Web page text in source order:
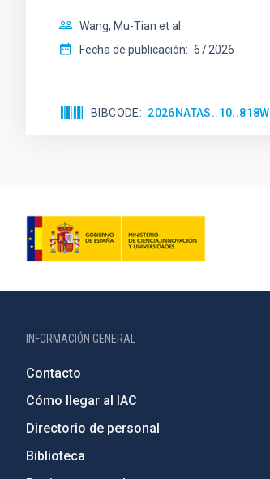
Wang, Mu-Tian et al.
Fecha de publicación: 6 2026
BIBCODE 2026NATAS..10..818W
INFORMACIÓN GENERAL
Contacto
Cómo llegar al IAC
Directorio de personal
Biblioteca